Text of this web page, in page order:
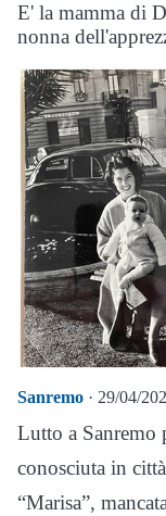
E' la mamma di
nonna
Sanremo · 29/04/
Lutto a Sanremo
conosciuta in
“Marisa”,